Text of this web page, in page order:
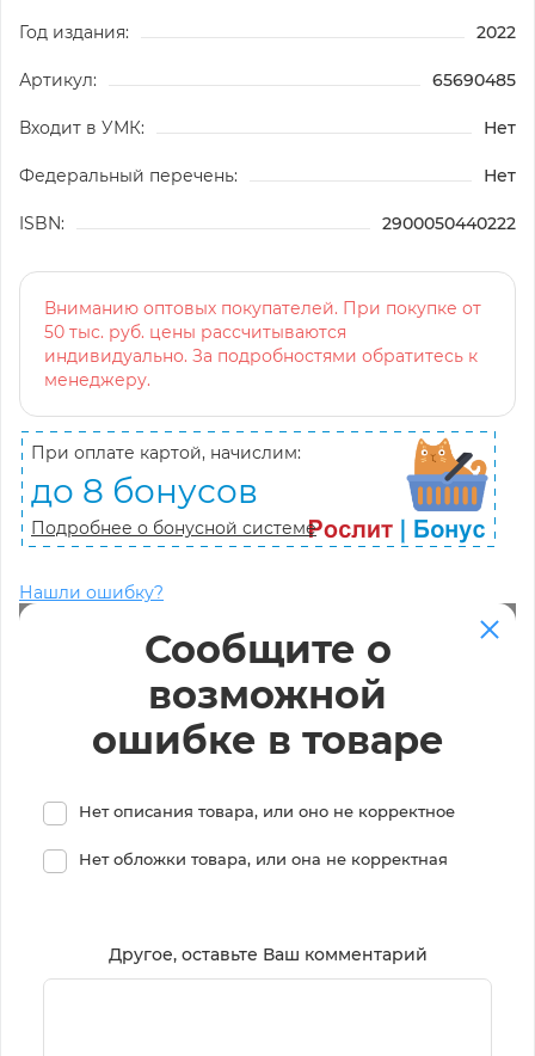
Год издания: 2022
Артикул: 65690485
Входит в УМК: Нет
Федеральный перечень: Нет
ISBN: 2900050440222
Вниманию оптовых покупателей. При покупке от
50 тыс. руб. цены рассчитываются
индивидуально. За подробностями обратитесь к
менеджеру.
При оплате картой, начислим:
до 8 бонусов
Подробнее о бонусной системе
Нашли ошибку?
Сообщите о
возможной
ошибке в товаре
Нет описания товара, или оно не корректное
Нет обложки товара, или она не корректная
Другое, оставьте Ваш комментарий